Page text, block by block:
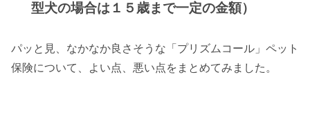
型犬の場合は１５歳まで一定の金額）
パッと見、なかなか良さそうな「プリズムコール」ペット
保険について、よい点、悪い点をまとめてみました。